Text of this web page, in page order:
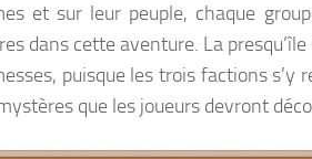
et sur leur peuple, chaque
dans cette aventure. La
puisque les trois factions s’y
que les joueurs devront